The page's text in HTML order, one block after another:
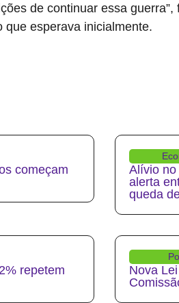
de continuar essa
que esperava inicialmente.
começam
Alívio no
alerta
queda
repetem
Nova